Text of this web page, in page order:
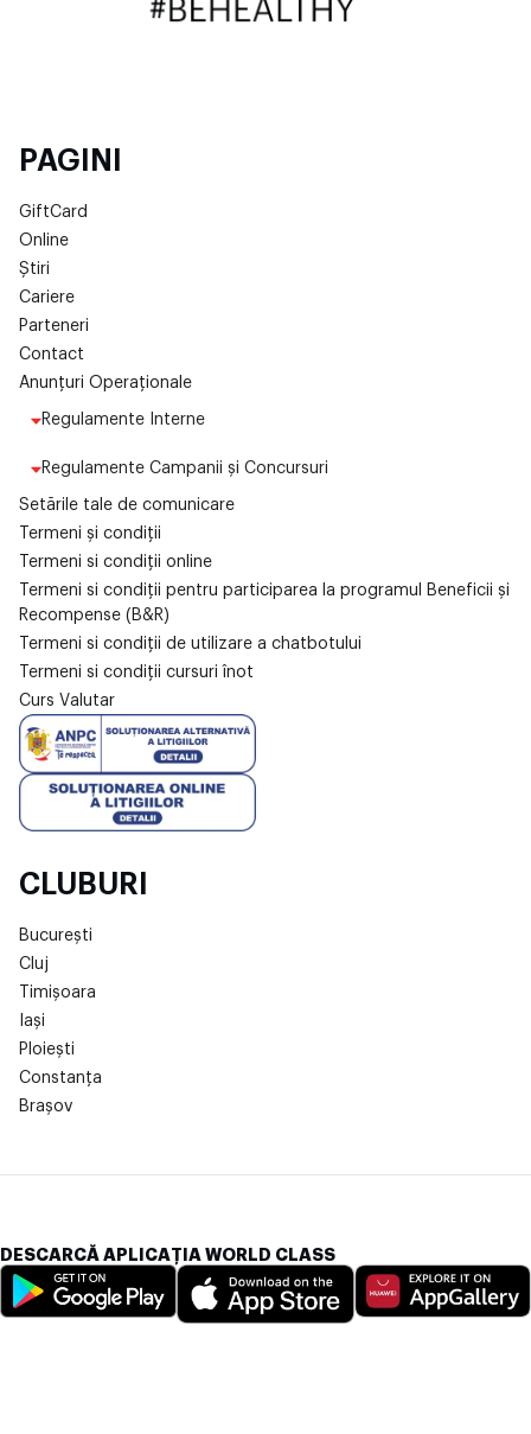
PAGINI
GiftCard
Online
Știri
Cariere
Parteneri
Contact
Anunțuri Operaționale
Regulamente Interne
Regulamente Campanii și Concursuri
Setările tale de comunicare
Termeni și condiții
Termeni si condiții online
Termeni si condiții pentru participarea la programul Beneficii și
Recompense (B&R)
Termeni si condiții de utilizare a chatbotului
Termeni si condiții cursuri înot
Curs Valutar
CLUBURI
București
Cluj
Timișoara
Iași
Ploiești
Constanța
Brașov
DESCARCĂ APLICAȚIA WORLD CLASS